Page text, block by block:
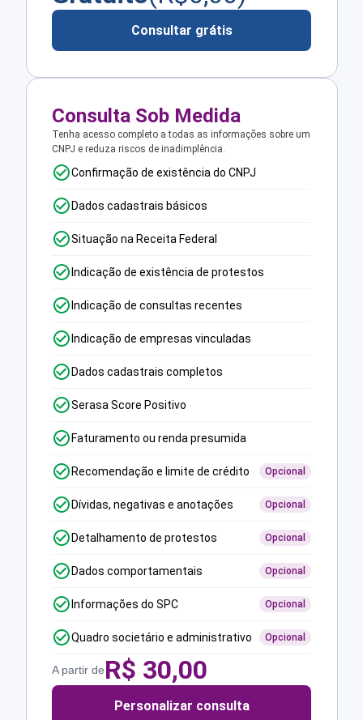
Consultar grátis
Consulta Sob Medida
Tenha acesso completo a todas as informações sobre um
CNPJ e reduza riscos de inadimplência.
Confirmação de existência do CNPJ
Dados cadastrais básicos
Situação na Receita Federal
Indicação de existência de protestos
Indicação de consultas recentes
Indicação de empresas vinculadas
Dados cadastrais completos
Serasa Score Positivo
Faturamento ou renda presumida
Recomendação e limite de crédito Opcional
Dívidas, negativas e anotações Opcional
Detalhamento de protestos Opcional
Dados comportamentais Opcional
Informações do SPC Opcional
Quadro societário e administrativo Opcional
A partir deR$ 30,00
Personalizar consulta